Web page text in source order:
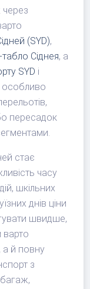
через
(SYD),
Сіднея, а
SYD і
особливо
пересадок
стає
часу
шкільних
днів ціни
швидше,
варто
а й повну
з